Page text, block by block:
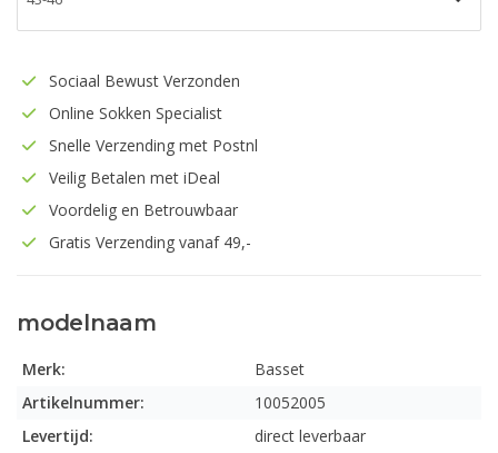
Sociaal Bewust Verzonden
Online Sokken Specialist
Snelle Verzending met Postnl
Veilig Betalen met iDeal
Voordelig en Betrouwbaar
Gratis Verzending vanaf 49,-
modelnaam
Merk:
Basset
Artikelnummer:
10052005
Levertijd:
direct leverbaar